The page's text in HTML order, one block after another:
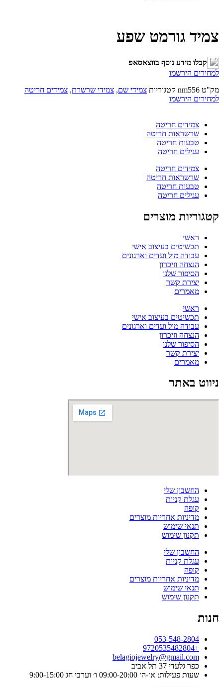
צמיד גורמט שפע
קבלו מידע נוסף בווצאסאפ
למחירים הירשמו
מק"ט nm556 קטגוריות צמידי שם, צמידי שרשרת, צמידים חריטה
למחירים הירשמו
צמידים חריטה
שרשראות חריטה
טבעות חריטה
עגילים חריטה
צמידים חריטה
שרשראות חריטה
טבעות חריטה
עגילים חריטה
קטגוריות מוצרים
ראשי
תכשיטים בעיצוב אישי
עבודה מול ועדים וארגונים
הנצחה וזיכרון
הסיפור שלנו
יצירת קשר
מאמרים
ראשי
תכשיטים בעיצוב אישי
עבודה מול ועדים וארגונים
הנצחה וזיכרון
הסיפור שלנו
יצירת קשר
מאמרים
ניווט באתר
החשבון שלי
עגלת קניות
קופה
מדיניות אחריות מוצרים
תנאי שימוש
תקנון שימוש
החשבון שלי
עגלת קניות
קופה
מדיניות אחריות מוצרים
תנאי שימוש
תקנון שימוש
חנות
053-548-2804
+9720535482804
belagiojewelry@gmail.com
כפר גלעדי 37 תל אביב
שעות פעילות: א׳-ה׳ 09:00-20:00 ו׳ וערבי חג 9:00-15:00